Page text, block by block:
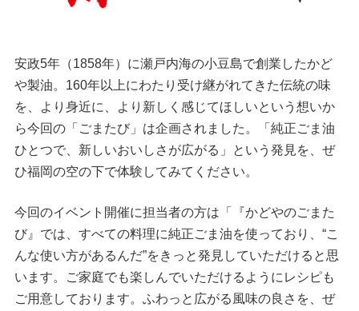
安政5年（1858年）に瀬戸内海の小豆島で創業したかど
や製油。160年以上にわたり受け継がれてきた伝統の味
を、より身近に、より新しく感じてほしいという想いか
ら今回の「ごまたび」は企画されました。「純正ごま油
ひとつで、新しいおいしさが広がる」という発見を、ぜ
ひ福岡の空の下で体験してみてください。
今回のイベント開催に担当者の方は「『かどやのごまた
び』では、すべての料理に純正ごま油を使っており、“こ
んな使い方があるんだ”をきっと発見していただけると思
います。ご家庭でも楽しんでいただけるようにレシピも
ご用意しております。ふわっと広がる風味の良さを、ぜ